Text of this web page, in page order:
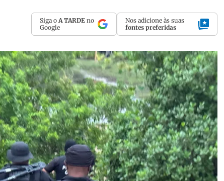
Siga o A TARDE no
Google
Nos adicione às suas
fontes preferidas